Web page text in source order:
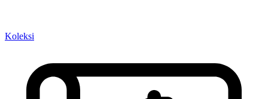
Koleksi